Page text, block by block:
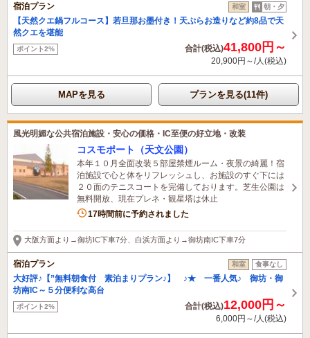
宿泊プラン 和室 朝・夕
【天然クエ鍋フルコース】若旦那お墨付き！天ぷらお造りなど約8品で天
然クエを堪能
ポイント2% 合計(税込)41,800円～
20,900円～/人(税込)
MAPを見る プランを見る(11件)
風光明媚な公共宿泊施設・安心の価格・IC至便の好立地・改装
コスモポート（天文公園）
本年１０月全面改装５部屋禁煙ルーム・夜景の綺麗！宿
泊施設で心と体をリフレッシュし、お施設のすぐ下には
２０面のテニスコートを完備しております。芝生公園は
無料開放、現在プレネ・観星塔は休止
17時間前に予約されました
大阪方面より→御坊IC下車7分、白浜方面より→御坊南IC下車7分
宿泊プラン 和室 食事なし
大好評♪【”無料朝食付 素泊まりプラン♪】 ♪★ 一番人気♪ 御坊・御
坊南IC～５分便利な高台
ポイント2% 合計(税込)12,000円～
6,000円～/人(税込)